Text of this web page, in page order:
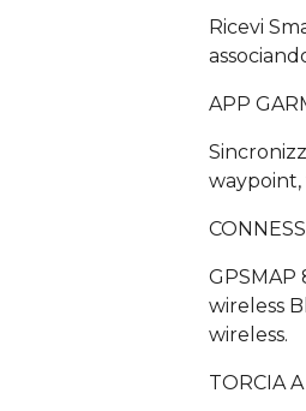
Ricevi
APP
wireless
wireless.
TORCIA